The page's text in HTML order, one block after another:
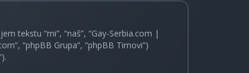
tekstu “mi”, “naš”, “Gay-Serbia.com |
“phpBB Grupa”, “phpBB Timovi”)